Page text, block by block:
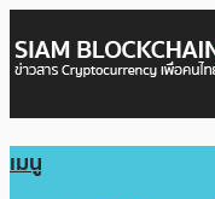
เมนู